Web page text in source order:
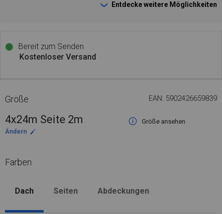
Entdecke weitere Möglichkeiten
Bereit zum Senden
Kostenloser Versand
Größe EAN: 5902426659839
4x24m Seite 2m
Größe ansehen
Ändern
Farben
Dach Seiten Abdeckungen